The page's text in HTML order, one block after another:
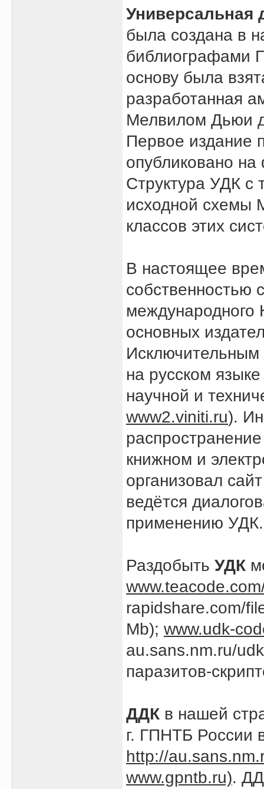
Универсальная
была создана в
библиографами
основу была
разработанная
Мелвилом Дьюи
Первое издание
опубликовано на
Структура УДК с
исходной схемы
классов этих
В настоящее
собственностью
основных
на русском
научной и
www2.viniti.ru).
книжном и
организовал
ведётся
применению УДК.
Раздобыть УДК
rapidshare.com/
Mb); www.udk-
au.sans.nm.ru/
паразитов-
ДДК в нашей
г. ГПНТБ России
http://
www.gpntb.ru).